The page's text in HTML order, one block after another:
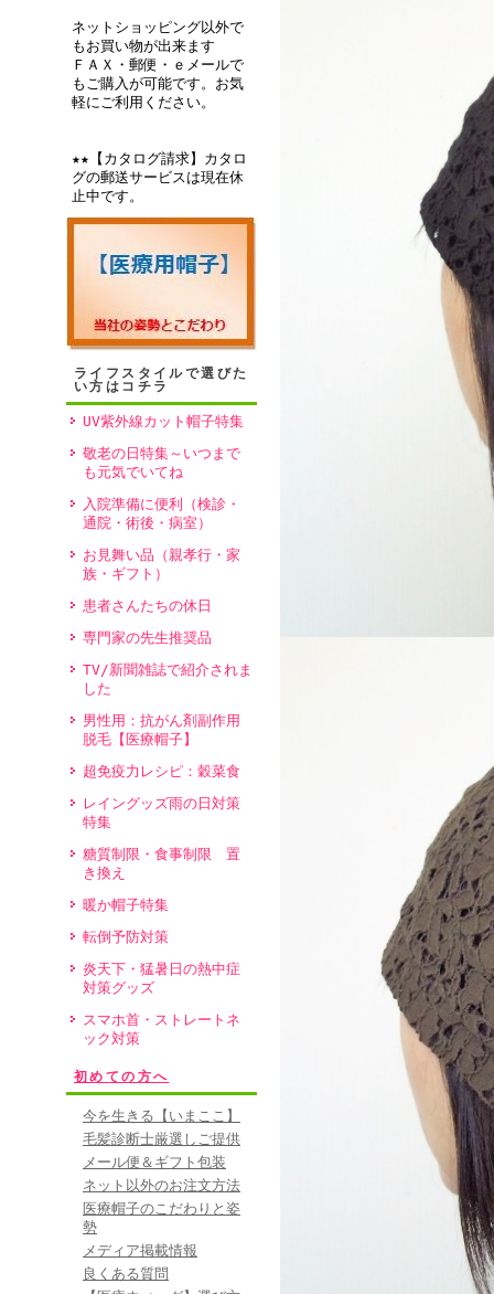
ネットショッピング以外で
もお買い物が出来ます
ＦＡＸ・郵便・ｅメールで
もご購入が可能です。お気
軽にご利用ください。
★★【カタログ請求】カタロ
グの郵送サービスは現在休
止中です。
ライフスタイルで選びた
い方はコチラ
UV紫外線カット帽子特集
敬老の日特集～いつまで
も元気でいてね
入院準備に便利（検診・
通院・術後・病室）
お見舞い品（親孝行・家
族・ギフト）
患者さんたちの休日
専門家の先生推奨品
TV/新聞雑誌で紹介されま
した
男性用：抗がん剤副作用
脱毛【医療帽子】
超免疫力レシピ：穀菜食
レイングッズ雨の日対策
特集
糖質制限・食事制限 置
き換え
暖か帽子特集
転倒予防対策
炎天下・猛暑日の熱中症
対策グッズ
スマホ首・ストレートネ
ック対策
初めての方へ
今を生きる【いまここ】
毛髪診断士厳選しご提供
メール便＆ギフト包装
ネット以外のお注文方法
医療帽子のこだわりと姿
勢
メディア掲載情報
良くある質問
すめレベル：
いくつになって
今回、義母が薬
方々との懇親が
かけでつばのあ
プのような帽子
のサイトの中か
デザインと色は
た。本人もすご
れると思います
ですよね・・・
• 2011/02/03
てくれとても嬉
くれた方(名前は
ても優しく色々
うございました
等は有りますか?
• 2011/01/28
62歳の母が抗が
色々、ご相談に
のピンク、189の
ーズで、発売早
ーに決めました
ンクもとっても
で購入しようと
がいいというこ